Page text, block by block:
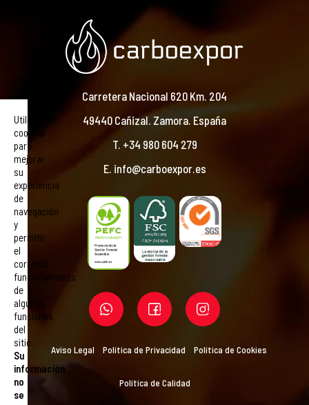
Carretera Nacional 620 Km. 204
49440 Cañizal. Zamora. España
T. +34 980 604 279
E. info@carboexpor.es
Aviso Legal Política de Privacidad Política de Cookies
Política de Calidad
Utilizamos
cookies
para
mejorar
su
experiencia
de
navegación
y
permitir
el
correcto
funcionamiento
de
algunas
funciones
del
sitio.
Su
información
no
se